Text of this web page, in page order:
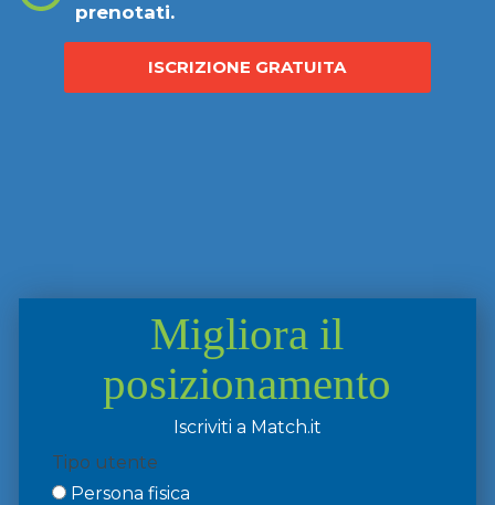
prenotati.
ISCRIZIONE GRATUITA
Migliora il
posizionamento
Iscriviti a Match.it
Tipo utente
Persona fisica